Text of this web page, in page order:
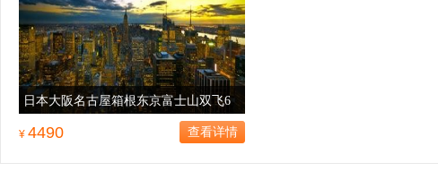
日本大阪名古屋箱根东京富士山双飞6
查看详情
¥ 4490